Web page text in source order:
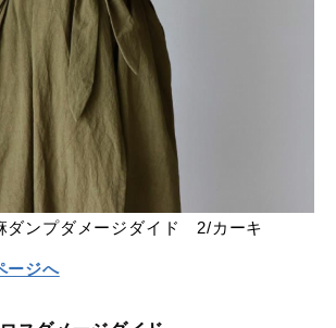
ダンプダメージダイド2/カーキ
ージへ